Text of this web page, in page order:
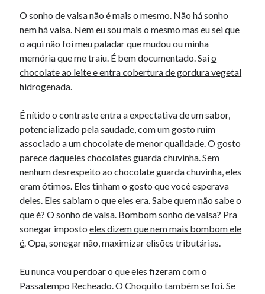
O sonho de valsa não é mais o mesmo. Não há sonho
nem há valsa. Nem eu sou mais o mesmo mas eu sei que
o aqui não foi meu paladar que mudou ou minha
memória que me traiu. É bem documentado. Saio
chocolate ao leite e entra cobertura de gordura vegetal
hidrogenada.
É nítido o contraste entra a expectativa de um sabor,
potencializado pela saudade, com um gosto ruim
associado a um chocolate de menor qualidade. O gosto
parece daqueles chocolates guarda chuvinha. Sem
nenhum desrespeito ao chocolate guarda chuvinha, eles
eram ótimos. Eles tinham o gosto que você esperava
deles. Eles sabiam o que eles era. Sabe quem não sabe o
que é? O sonho de valsa. Bombom sonho de valsa? Pra
sonegar impostoeles dizem que nem mais bombom ele
é. Opa, sonegar não, maximizar elisões tributárias.
Eu nunca vou perdoar o que eles fizeram com o
Passatempo Recheado. O Choquito também se foi. Se